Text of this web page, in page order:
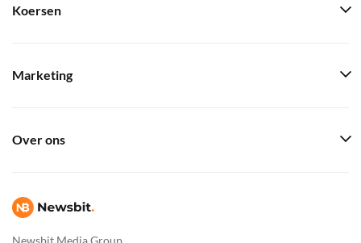
Newsbit Media Group
Koersen
Marketing
Over ons